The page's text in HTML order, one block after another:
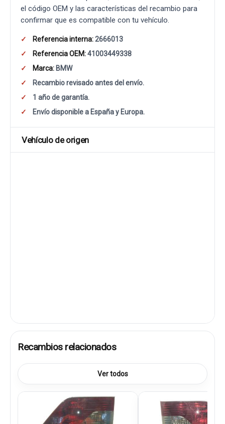
el código OEM y las características del recambio para
confirmar que es compatible con tu vehículo.
Referencia interna:2666013
Referencia OEM:41003449338
Marca: BMW
Recambio revisado antes del envío.
1 año de garantía.
Envío disponible a España y Europa.
Vehículo de origen
Recambios relacionados
Ver todos